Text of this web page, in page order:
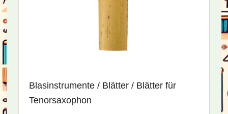
Blasinstrumente / Blätter / Blätter für
Tenorsaxophon